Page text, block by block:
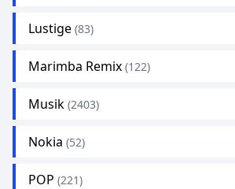
Lustige (83)
Marimba Remix (122)
Musik (2403)
Nokia (52)
POP (221)